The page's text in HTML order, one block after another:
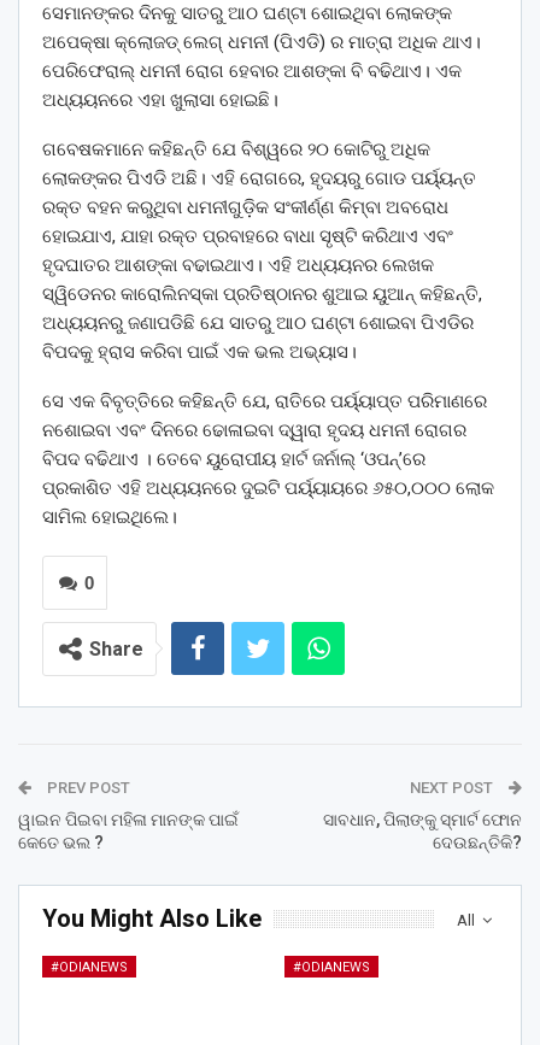
ସେମାନଙ୍କର ଦିନକୁ ସାତରୁ ଆଠ ଘଣ୍ଟା ଶୋଇଥିବା ଲୋକଙ୍କ
ଅପେକ୍ଷା କ୍ଲୋଜଡ୍ ଲେଗ୍ ଧମନୀ (ପିଏଡି) ର ମାତ୍ରା ଅଧିକ ଥାଏ।
ପେରିଫେରାଲ୍ ଧମନୀ ରୋଗ ହେବାର ଆଶଙ୍କା ବି ବଢିଥାଏ। ଏକ
ଅଧ୍ୟୟନରେ ଏହା ଖୁଲାସା ହୋଇଛି।
ଗବେଷକମାନେ କହିଛନ୍ତି ଯେ ବିଶ୍ୱରେ ୨୦ କୋଟିରୁ ଅଧିକ
ଲୋକଙ୍କର ପିଏଡି ଅଛି। ଏହି ରୋଗରେ, ହୃଦୟରୁ ଗୋଡ ପର୍ୟ୍ୟନ୍ତ
ରକ୍ତ ବହନ କରୁଥିବା ଧମନୀଗୁଡ଼ିକ ସଂକୀର୍ଣ୍ଣ କିମ୍ବା ଅବରୋଧ
ହୋଇଯାଏ, ଯାହା ରକ୍ତ ପ୍ରବାହରେ ବାଧା ସୃଷ୍ଟି କରିଥାଏ ଏବଂ
ହୃଦଘାତର ଆଶଙ୍କା ବଢାଇଥାଏ। ଏହି ଅଧ୍ୟୟନର ଲେଖକ
ସ୍ୱିଡେନର କାରୋଲିନସ୍କା ପ୍ରତିଷ୍ଠାନର ଶୁଆଇ ୟୁଆନ୍ କହିଛନ୍ତି,
ଅଧ୍ୟୟନରୁ ଜଣାପଡିଛି ଯେ ସାତରୁ ଆଠ ଘଣ୍ଟା ଶୋଇବା ପିଏଡିର
ବିପଦକୁ ହ୍ରାସ କରିବା ପାଇଁ ଏକ ଭଲ ଅଭ୍ୟାସ।
ସେ ଏକ ବିବୃତ୍ତିରେ କହିଛନ୍ତି ଯେ, ରାତିରେ ପର୍ୟ୍ୟାପ୍ତ ପରିମାଣରେ
ନଶୋଇବା ଏବଂ ଦିନରେ ଢୋଳାଇବା ଦ୍ୱାରା ହୃଦୟ ଧମନୀ ରୋଗର
ବିପଦ ବଢିଥାଏ । ତେବେ ୟୁରୋପୀୟ ହାର୍ଟ ଜର୍ନାଲ୍ ‘ଓପନ୍’ରେ
ପ୍ରକାଶିତ ଏହି ଅଧ୍ୟୟନରେ ଦୁଇଟି ପର୍ୟ୍ୟାୟରେ ୬୫୦,୦୦୦ ଲୋକ
ସାମିଲ ହୋଇଥିଲେ।
0
Share
PREV POST
ୱାଇନ ପିଇବା ମହିଳା ମାନଙ୍କ ପାଇଁ
କେତେ ଭଲ ?
NEXT POST
ସାବଧାନ, ପିଲାଙ୍କୁ ସ୍ମାର୍ଟ ଫୋନ
ଦେଉଛନ୍ତିକି?
All
You Might Also Like
#ODIANEWS #ODIANEWS